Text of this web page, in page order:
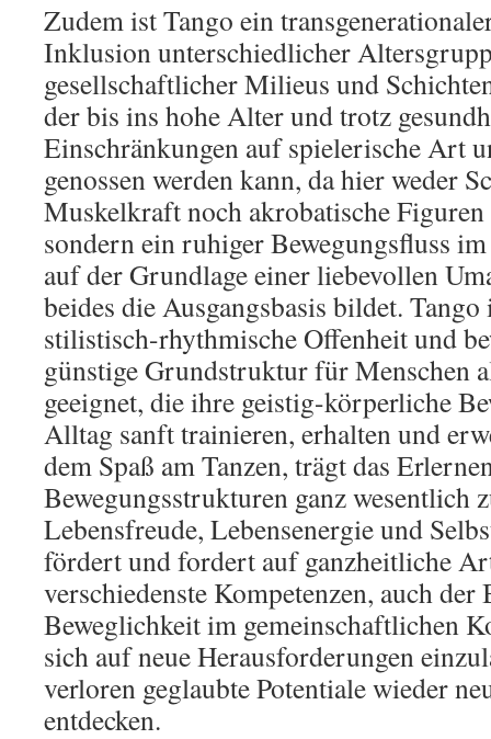
Zudem ist Tango ein
Inklusion unterschiedlicher
gesellschaftlicher Milieus und
der bis ins hohe Alter und trotz
Einschränkungen auf spielerische Art
genossen werden kann, da hier weder
Muskelkraft noch akrobatische
sondern ein ruhiger Bewegungsfluss
auf der Grundlage einer liebevollen
beides die Ausgangsbasis bildet.
stilistisch-rhythmische Offenheit und
günstige Grundstruktur für Menschen
geeignet, die ihre geistig-körperliche
Alltag sanft trainieren, erhalten und
dem Spaß am Tanzen, trägt das
Bewegungsstrukturen ganz wesentlich
Lebensfreude, Lebensenergie und
fördert und fordert auf ganzheitliche
verschiedenste Kompetenzen, auch der
Beweglichkeit im gemeinschaftlichen
sich auf neue Herausforderungen
verloren geglaubte Potentiale wieder
entdecken.